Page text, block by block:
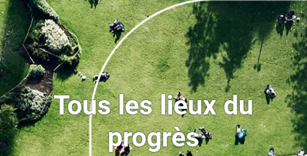
Tous les lieux du
progrès